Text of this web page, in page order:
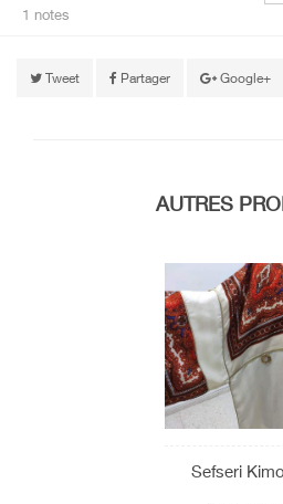
1 notes
Tweet Partager Google+
AUTRES
Sefseri